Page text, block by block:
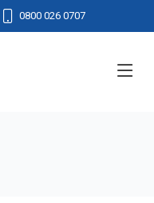
0800 026 0707